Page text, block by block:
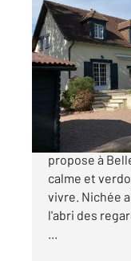
BELLERIVE
219,66 m2, 5
Ref : 1734
Maison à
680
Votre
propose à
calme et
vivre. Nichée
l'abri des